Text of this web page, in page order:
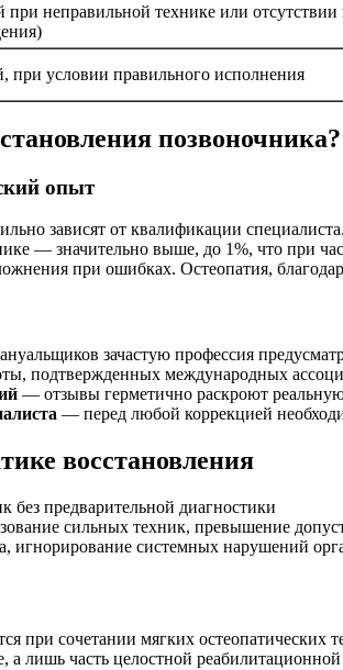
при неправильной технике или
при условии правильного исполнения
позвоночника?
опыт
зависят от квалификации
— значительно выше, до 1%, что при
при ошибках. Остеопатия,
зачастую профессия
подтвержденных международных
— отзывы герметично раскроют реальную
— перед любой коррекцией
восстановления
без предварительной диагностики
сильных техник, превышение
игнорирование системных нарушений
при сочетании мягких
а лишь часть целостной